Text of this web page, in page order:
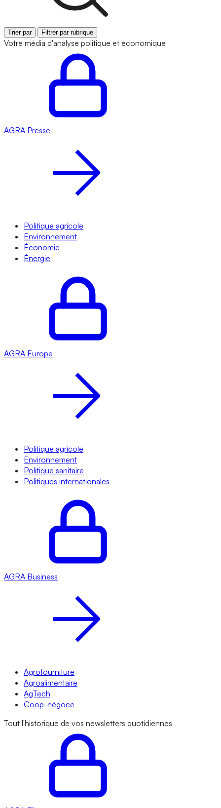
Trier par Filtrer par rubrique
Votre média d'analyse politique et économique
AGRA Presse
Politique agricole
Environnement
Économie
Énergie
AGRA Europe
Politique agricole
Environnement
Politique sanitaire
Politiques internationales
AGRA Business
Agrofourniture
Agroalimentaire
AgTech
Coop-négoce
Tout l'historique de vos newsletters quotidiennes